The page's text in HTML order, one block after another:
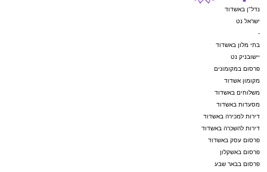
נדל"ן באשדוד
ישראל נט
-
בתי מלון באשדוד
יישובניק נט
פרסום במקומונים
מקומון אשדוד
משלוחים באשדוד
מסעדות באשדוד
דירות למכירה באשדוד
דירות להשכרה באשדוד
פרסום עסק באשדוד
פרסום באשקלון
פרסום בבאר שבע